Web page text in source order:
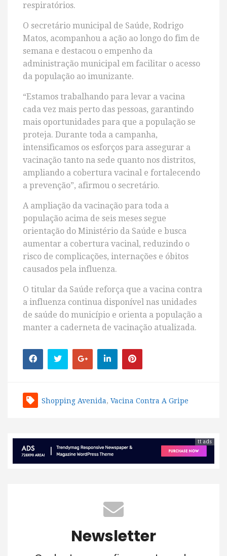
respiratórios.
O secretário municipal de Saúde, Rodrigo
Matos, acompanhou a ação ao longo do fim de
semana e destacou o empenho da
administração municipal em facilitar o acesso
da população ao imunizante.
“Estamos trabalhando para levar a vacina
cada vez mais perto das pessoas, garantindo
mais oportunidades para que a população se
proteja. Durante toda a campanha,
intensificamos os esforços para assegurar a
vacinação tanto na sede quanto nos distritos,
ampliando a cobertura vacinal e fortalecendo
a prevenção”, afirmou o secretário.
A ampliação da vacinação para toda a
população acima de seis meses segue
orientação do Ministério da Saúde e busca
aumentar a cobertura vacinal, reduzindo o
risco de complicações, internações e óbitos
causados pela influenza.
O titular da Saúde reforça que a vacina contra
a influenza continua disponível nas unidades
de saúde do município e orienta a população a
manter a caderneta de vacinação atualizada.
Shopping Avenida, Vacina Contra A Gripe
tt ads
Newsletter